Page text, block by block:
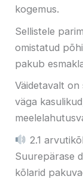
kogemus.
Sellistele
omistatud
pakub
Väidetavalt on
väga
2.1
Suurepärase
kõlarid